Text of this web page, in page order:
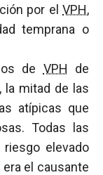
por el VPH,
temprana o
de VPH de
la mitad de las
atípicas que
Todas las
riesgo elevado
era el causante